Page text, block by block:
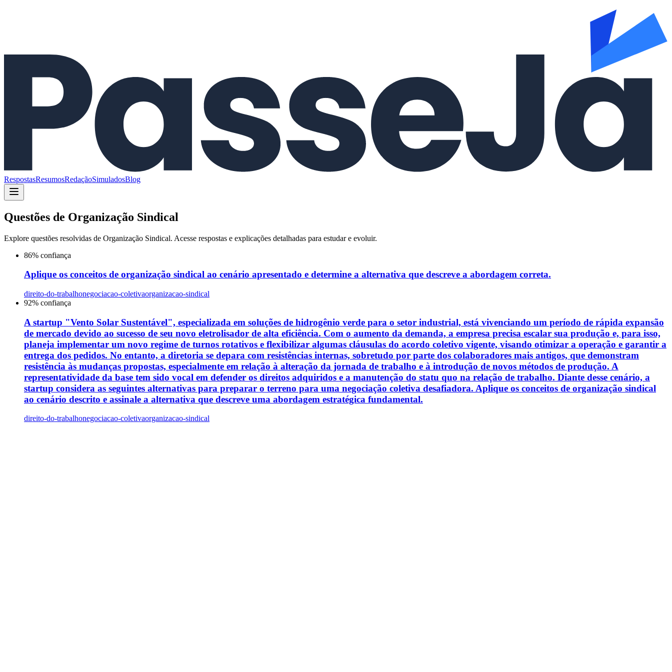
RespostasResumosRedaçãoSimuladosBlog
Questões de Organização Sindical
Explore questões resolvidas de Organização Sindical. Acesse respostas e explicações detalhadas para estudar e evoluir.
86% confiança
Aplique os conceitos de organização sindical ao cenário apresentado e determine a alternativa que descreve a abordagem correta.
direito-do-trabalhonegociacao-coletivaorganizacao-sindical
92% confiança
A startup "Vento Solar Sustentável", especializada em soluções de hidrogênio verde para o setor industrial, está vivenciando um período de rápida expansão
de mercado devido ao sucesso de seu novo eletrolisador de alta eficiência. Com o aumento da demanda, a empresa precisa escalar sua produção e, para isso,
planeja implementar um novo regime de turnos rotativos e flexibilizar algumas cláusulas do acordo coletivo vigente, visando otimizar a operação e garantir a
entrega dos pedidos. No entanto, a diretoria se depara com resistências internas, sobretudo por parte dos colaboradores mais antigos, que demonstram
resistência às mudanças propostas, especialmente em relação à alteração da jornada de trabalho e à introdução de novos métodos de produção. A
representatividade da base tem sido vocal em defender os direitos adquiridos e a manutenção do statu quo na relação de trabalho. Diante desse cenário, a
startup considera as seguintes alternativas para preparar o terreno para uma negociação coletiva desafiadora. Aplique os conceitos de organização sindical
ao cenário descrito e assinale a alternativa que descreve uma abordagem estratégica fundamental.
direito-do-trabalhonegociacao-coletivaorganizacao-sindical